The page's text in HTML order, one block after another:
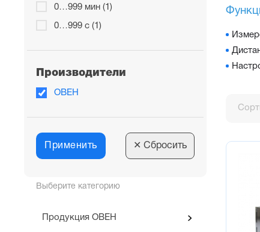
Выберите категорию
Продукция ОВЕН
0…999 мин (1)
0…999 с (1)
Производители
ОВЕН
Применить ✕ Сбросить